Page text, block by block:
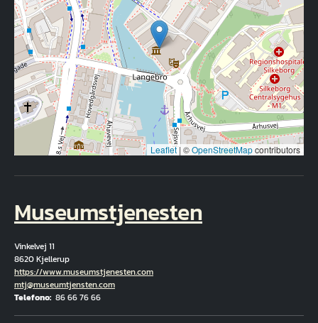
Leaflet | ©OpenStreetMapcontributors
Museumstjenesten
Vinkelvej 11
8620 Kjellerup
Hjemmeside
https://www.museumstjenesten.com
E-mail
mtj@museumtjensten.com
Telefono 86 66 76 66